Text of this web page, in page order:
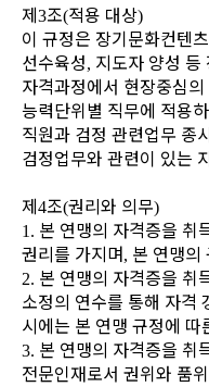
제3조(적용 대상)
이 규정은 장기문화컨텐
선수육성, 지도자 양성 등
자격과정에서 현장중심
능력단위별 직무에 적용
직원과 검정 관련업무 종
검정업무와 관련이 있는
제4조(권리와 의무)
1. 본 연맹의 자격증을 취
권리를 가지며, 본 연맹의
2. 본 연맹의 자격증을 취
소정의 연수를 통해 자격
시에는 본 연맹 규정에 따
3. 본 연맹의 자격증을 취
전문인재로서 권위와 품